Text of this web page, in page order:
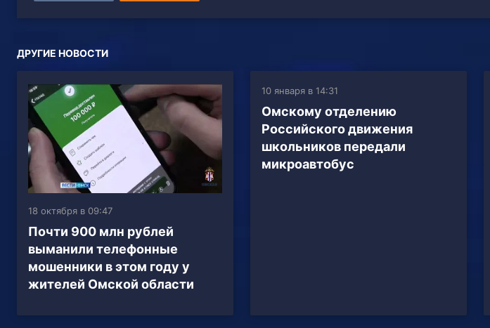
ДРУГИЕ НОВОСТИ
18 октября в 09:47
Почти 900 млн рублей
выманили телефонные
мошенники в этом году у
жителей Омской области
10 января в 14:31
Омскому отделению
Российского движения
школьников передали
микроавтобус